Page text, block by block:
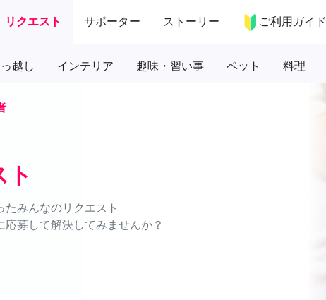
リクエスト サポーター ストーリー ご利用ガイド
越し インテリア 趣味・習い事 ペット 料理
ト
みんなのリクエスト
募して解決してみませんか？